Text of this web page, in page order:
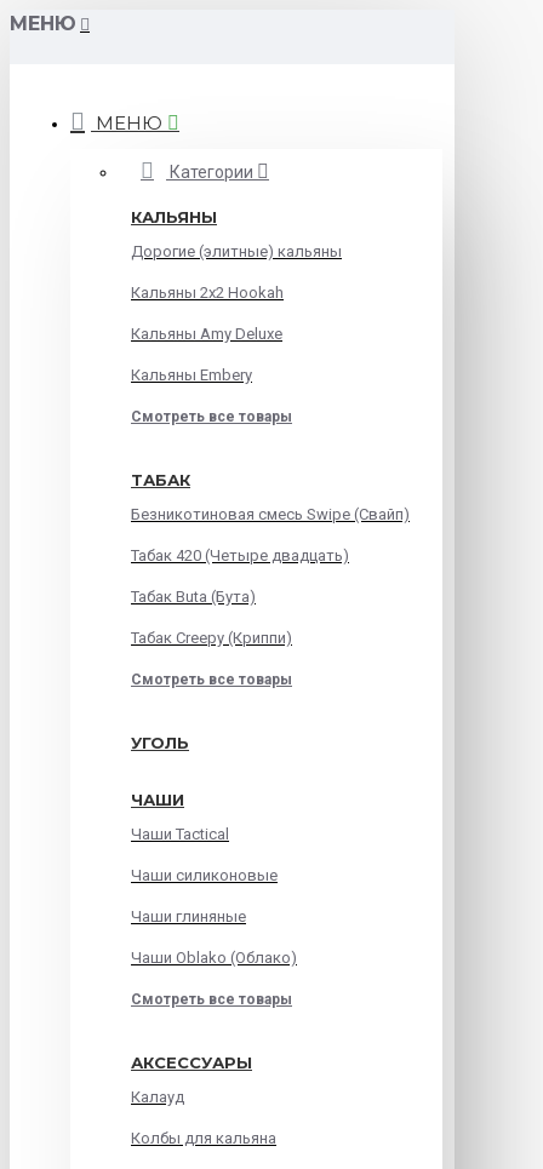
МЕНЮ
МЕНЮ
Категории
КАЛЬЯНЫ
Дорогие (элитные) кальяны
Кальяны 2х2 Hookah
Кальяны Amy Deluxe
Кальяны Embery
Смотреть все товары
ТАБАК
Безникотиновая смесь Swipe (Свайп)
Табак 420 (Четыре двадцать)
Табак Buta (Бута)
Табак Creepy (Криппи)
Смотреть все товары
УГОЛЬ
ЧАШИ
Чаши Tactical
Чаши силиконовые
Чаши глиняные
Чаши Oblako (Облако)
Смотреть все товары
АКСЕССУАРЫ
Калауд
Колбы для кальяна